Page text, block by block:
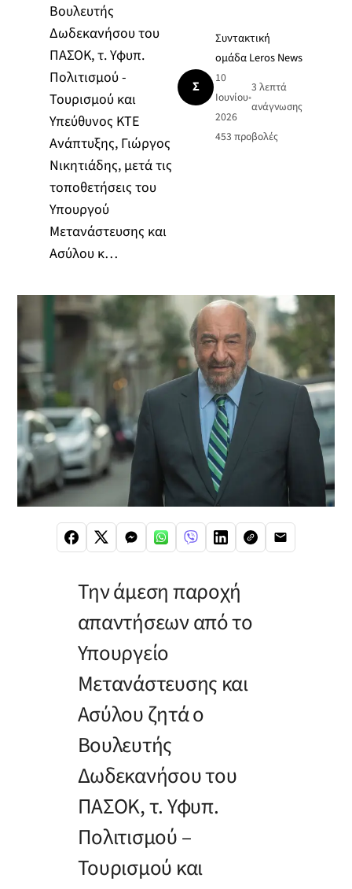
Βουλευτής
Δωδεκανήσου του
ΠΑΣΟΚ, τ. Υφυπ.
Πολιτισμού -
Τουρισμού και
Υπεύθυνος ΚΤΕ
Ανάπτυξης, Γιώργος
Νικητιάδης, μετά τις
τοποθετήσεις του
Υπουργού
Μετανάστευσης και
Ασύλου κ…
Σ
Συντακτική
ομάδα Leros News
10
Ιουνίου
2026
•
3 λεπτά
ανάγνωσης
453 προβολές
Την άμεση παροχή
απαντήσεων από το
Υπουργείο
Μετανάστευσης και
Ασύλου ζητά ο
Βουλευτής
Δωδεκανήσου του
ΠΑΣΟΚ, τ. Υφυπ.
Πολιτισμού –
Τουρισμού και